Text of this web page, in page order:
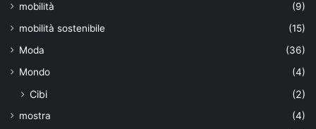
mobilità
(9)
mobilità sostenibile
(15)
Moda
(36)
Mondo
(4)
Cibi (2)
mostra
(4)